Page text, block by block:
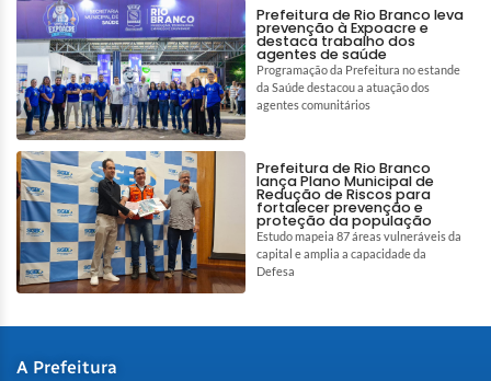
Prefeitura de Rio Branco leva
prevenção à Expoacre e
destaca trabalho dos
agentes de saúde
Programação da Prefeitura no estande
da Saúde destacou a atuação dos
agentes comunitários
Prefeitura de Rio Branco
lança Plano Municipal de
Redução de Riscos para
fortalecer prevenção e
proteção da população
Estudo mapeia 87 áreas vulneráveis da
capital e amplia a capacidade da
Defesa
A Prefeitura